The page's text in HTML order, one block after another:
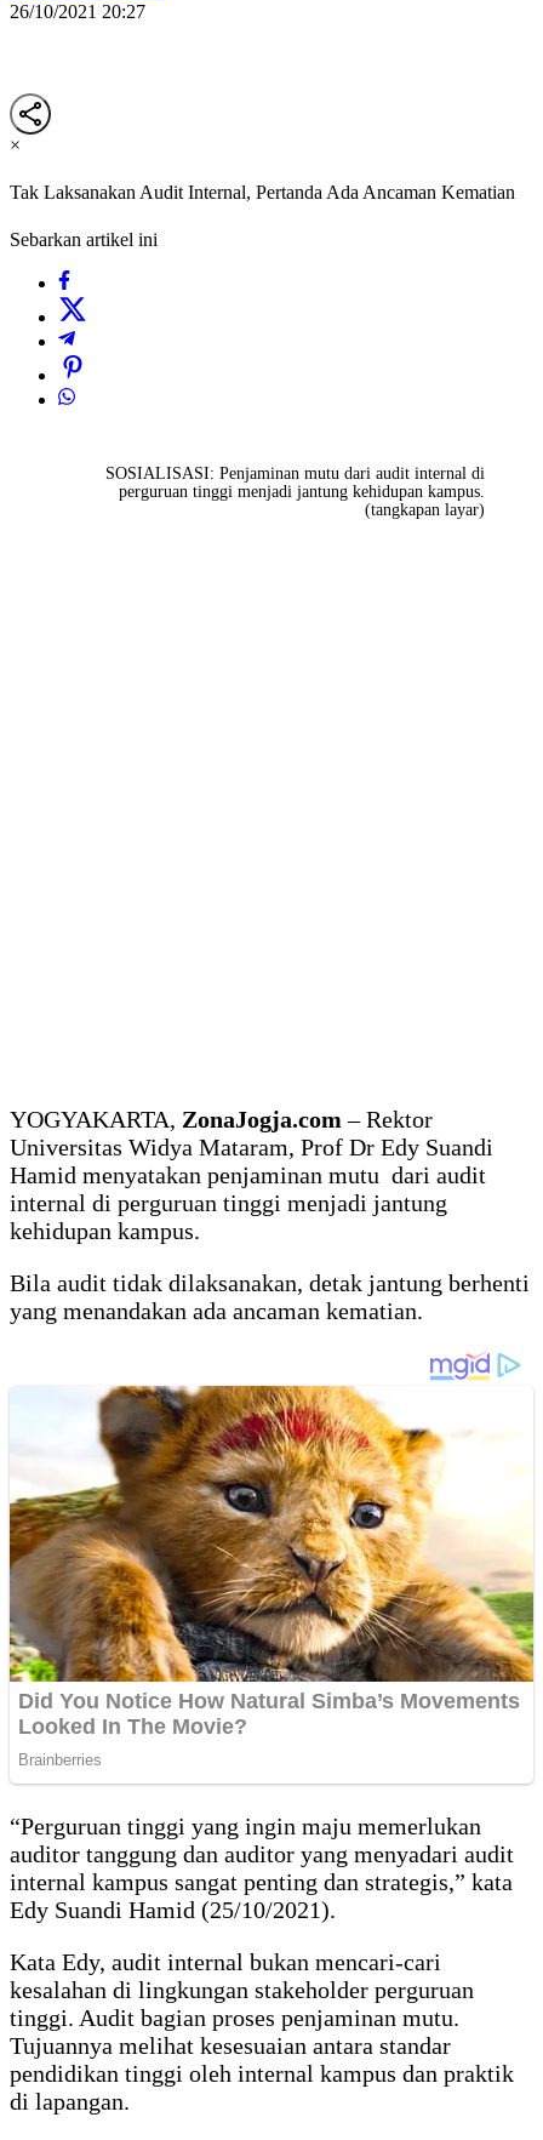
26/10/2021 20:27
×
Tak Laksanakan Audit Internal, Pertanda Ada Ancaman Kematian
Sebarkan artikel ini
SOSIALISASI: Penjaminan mutu dari audit internal di
perguruan tinggi menjadi jantung kehidupan kampus.
(tangkapan layar)
YOGYAKARTA, ZonaJogja.com – Rektor
Universitas Widya Mataram, Prof Dr Edy Suandi
Hamid menyatakan penjaminan mutu dari audit
internal di perguruan tinggi menjadi jantung
kehidupan kampus.
Bila audit tidak dilaksanakan, detak jantung berhenti
yang menandakan ada ancaman kematian.
“Perguruan tinggi yang ingin maju memerlukan
auditor tanggung dan auditor yang menyadari audit
internal kampus sangat penting dan strategis,” kata
Edy Suandi Hamid (25/10/2021).
Kata Edy, audit internal bukan mencari-cari
kesalahan di lingkungan stakeholder perguruan
tinggi. Audit bagian proses penjaminan mutu.
Tujuannya melihat kesesuaian antara standar
pendidikan tinggi oleh internal kampus dan praktik
di lapangan.